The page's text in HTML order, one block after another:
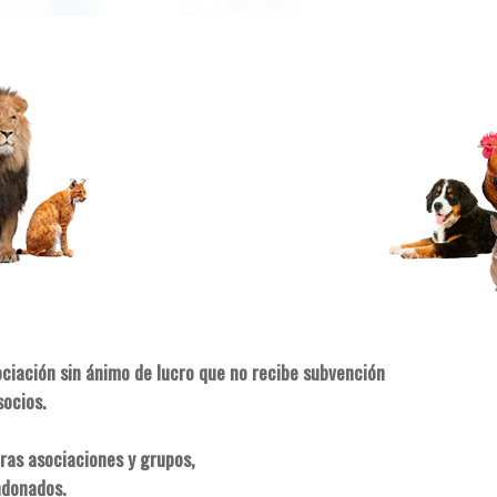
sin ánimo de lucro que no recibe subvención
asociaciones y grupos,